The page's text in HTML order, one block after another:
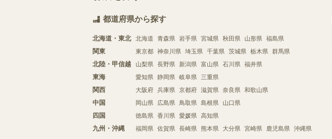
都道府県から探す
北海道・東北 北海道 青森県 岩手県 宮城県 秋田県 山形県 福島県
関東 東京都 神奈川県 埼玉県 千葉県 茨城県 栃木県 群馬県
北陸・甲信越 山梨県 長野県 新潟県 富山県 石川県 福井県
東海 愛知県 静岡県 岐阜県 三重県
関西 大阪府 兵庫県 京都府 滋賀県 奈良県 和歌山県
中国 岡山県 広島県 鳥取県 島根県 山口県
四国 徳島県 香川県 愛媛県 高知県
九州・沖縄 福岡県 佐賀県 長崎県 熊本県 大分県 宮崎県 鹿児島県 沖縄県